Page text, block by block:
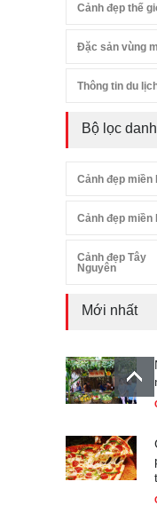
Cảnh đẹp thế
Đặc sản vùng
Thông tin du
Bộ lọc
Cảnh đẹp miền
Cảnh đẹp miền
Cảnh đẹp Tây
Nguyên
Mới nhất